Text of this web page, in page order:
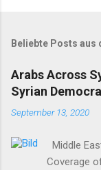
Beliebte Posts aus
Arabs Across
Syrian
September 13, 2020
Middle
Coverage